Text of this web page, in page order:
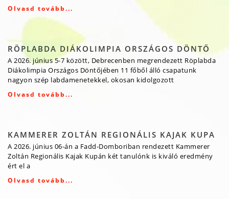
Olvasd tovább...
RÖPLABDA DIÁKOLIMPIA ORSZÁGOS DÖNTŐ
A 2026. június 5-7 között, Debrecenben megrendezett Röplabda
Diákolimpia Országos Döntőjében 11 főből álló csapatunk
nagyon szép labdamenetekkel, okosan kidolgozott
Olvasd tovább...
KAMMERER ZOLTÁN REGIONÁLIS KAJAK KUPA
A 2026. június 06-án a Fadd-Domboriban rendezett Kammerer
Zoltán Regionális Kajak Kupán két tanulónk is kiváló eredmény
ért el a
Olvasd tovább...